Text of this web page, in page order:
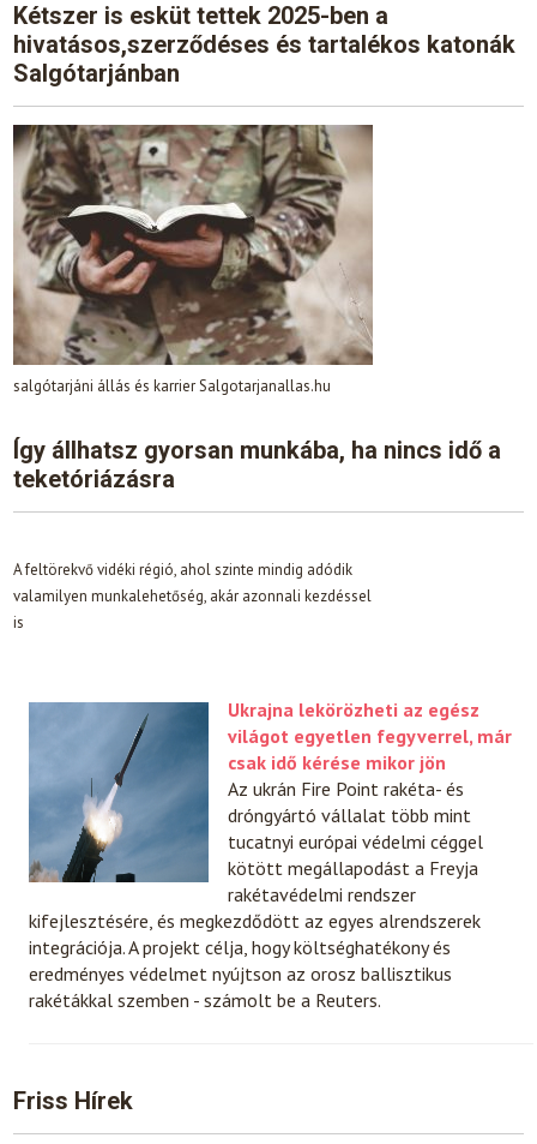
Kétszer is esküt tettek 2025-ben a
hivatásos,szerződéses és tartalékos katonák
Salgótarjánban
salgótarjáni állás és karrier Salgotarjanallas.hu
Így állhatsz gyorsan munkába, ha nincs idő a
teketóriázásra
A feltörekvő vidéki régió, ahol szinte mindig adódik
valamilyen munkalehetőség, akár azonnali kezdéssel
is
Ukrajna lekörözheti az egész
világot egyetlen fegyverrel, már
csak idő kérése mikor jön
Az ukrán Fire Point rakéta- és
dróngyártó vállalat több mint
tucatnyi európai védelmi céggel
kötött megállapodást a Freyja
rakétavédelmi rendszer
kifejlesztésére, és megkezdődött az egyes alrendszerek
integrációja. A projekt célja, hogy költséghatékony és
eredményes védelmet nyújtson az orosz ballisztikus
rakétákkal szemben - számolt be a Reuters.
Friss Hírek